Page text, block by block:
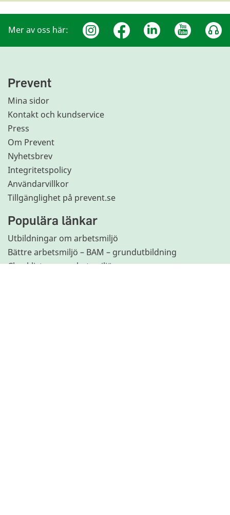
Mer av oss här:
Prevent
Mina sidor
Kontakt och kundservice
Press
Om Prevent
Nyhetsbrev
Integritetspolicy
Användarvillkor
Tillgänglighet på prevent.se
Populära länkar
Utbildningar om arbetsmiljö
Bättre arbetsmiljö – BAM – grundutbildning
Checklistor om arbetsmiljö